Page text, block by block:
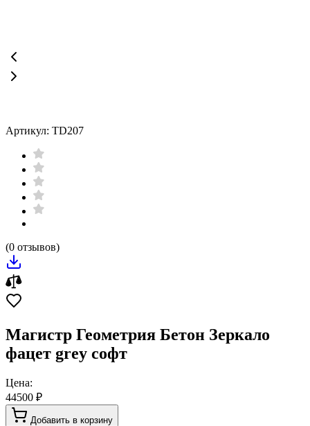
Артикул: TD207
(0 отзывов)
Магистр Геометрия Бетон Зеркало
фацет grey софт
Цена:
44500 ₽
Добавить в корзину